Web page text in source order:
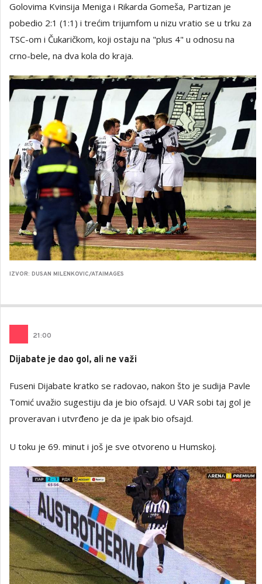
Golovima Kvinsija Meniga i Rikarda Gomeša, Partizan je
pobedio 2:1 (1:1) i trećim trijumfom u nizu vratio se u trku za
TSC-om i Čukaričkom, koji ostaju na "plus 4" u odnosu na
crno-bele, na dva kola do kraja.
IZVOR: DUSAN MILENKOVIC/ATAIMAGES
21:00
Dijabate je dao gol, ali ne važi
Fuseni Dijabate kratko se radovao, nakon što je sudija Pavle
Tomić uvažio sugestiju da je bio ofsajd. U VAR sobi taj gol je
proveravan i utvrđeno je da je ipak bio ofsajd.
U toku je 69. minut i još je sve otvoreno u Humskoj.